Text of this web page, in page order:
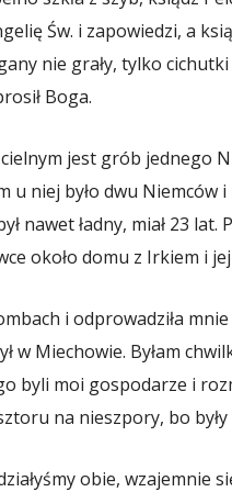
Św. i zapowiedzi, a
nie grały, tylko
Boga.
jest grób jednego
niej było dwu Niemców i
nawet ładny, miał 23
około domu z Irkiem i
i odprowadziła
w Miechowie. Byłam
byli moi gospodarze i
na nieszpory, bo
obie, wzajemnie